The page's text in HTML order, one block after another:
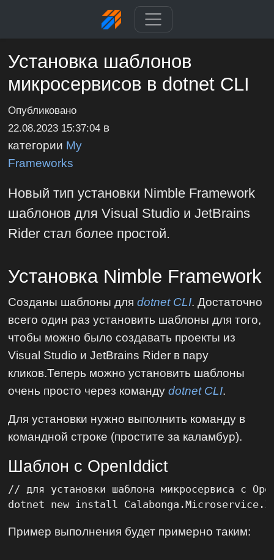
Установка шаблонов
микросервисов в dotnet CLI
Опубликовано
22.08.2023 15:37:04 в
категории My
Frameworks
Новый тип установки Nimble Framework
шаблонов для Visual Studio и JetBrains
Rider стал более простой.
Установка Nimble Framework
Созданы шаблоны дляdotnet CLI. Достаточно
всего один раз установить шаблоны для того,
чтобы можно было создавать проекты из
Visual Studio и JetBrains Rider в пару
кликов.Теперь можно установить шаблоны
очень просто через командуdotnet CLI.
Для установки нужно выполнить команду в
командной строке (простите за каламбур).
Шаблон с OpenIddict
// для установки шаблона микросервиса с
dotnet new install
Пример выполнения будет примерно таким: